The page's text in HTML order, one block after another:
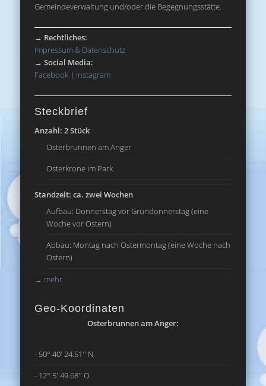
Gemeindeverwaltung und/oder die Begegnungsstätte.
→ Rechtliches:
Impressum & Datenschutz
→Social Media:
Facebook | Instagram
Steckbrief
Anzahl: 2 Stück
Osterbrunnen am Anger
Osterkrone im Park
Standzeit: ca. zwei Wochen
Aufbau: Donnerstag vor Gründonnerstag (eine
Woche vor Ostern)
Abbau: Montag nach Ostermontag (eine Woche nach
Ostern)
→ mehr
Geo-Koordinaten
Osterbrunnen am Anger:
- 50° 40' 24.51'' N
- 12° 5' 49.68'' O